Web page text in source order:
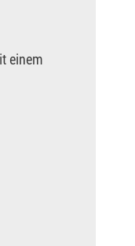
einem